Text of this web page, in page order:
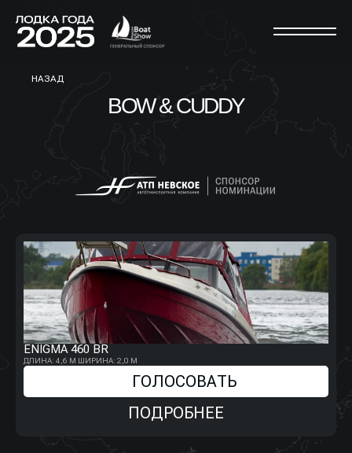
BOW & CUDDY
НАЗАД
ENIGMA 460 BR
ДЛИНА: 4,6 М ШИРИНА: 2,0 М
ГОЛОСОВАТЬ
ПОДРОБНЕЕ